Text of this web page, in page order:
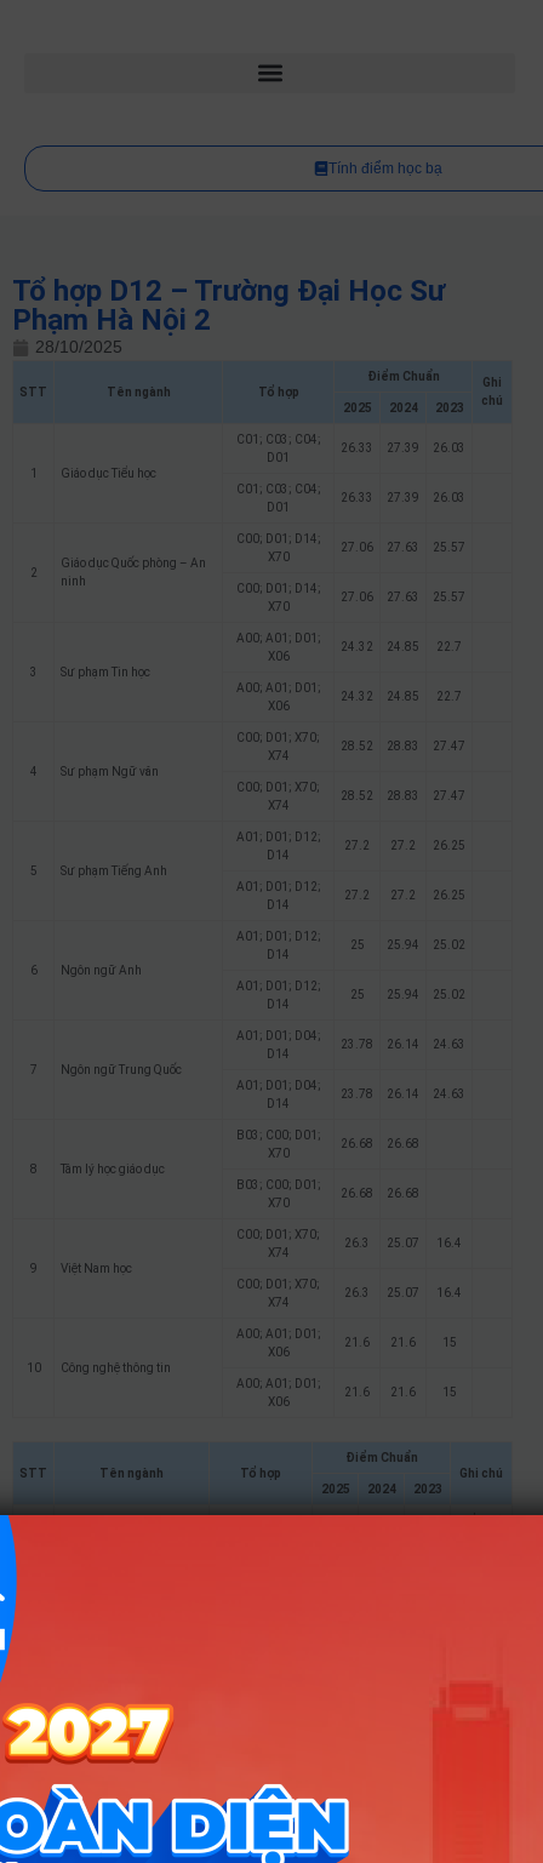
Tính điểm học bạ
Tổ hợp D12 – Trường Đại Học Sư
Phạm Hà Nội 2
28/10/2025
STT Tên ngành Tổ hợp
Điểm Chuẩn
Ghi
chú
2025 2024 2023
1 Giáo dục Tiểu học
C01; C03; C04;
D01
26.33 27.39 26.03
C01; C03; C04;
D01
26.33 27.39 26.03
2
Giáo dục Quốc phòng – An
ninh
C00; D01; D14;
X70
27.06 27.63 25.57
C00; D01; D14;
X70
27.06 27.63 25.57
3 Sư phạm Tin học
A00; A01; D01;
X06
24.32 24.85 22.7
A00; A01; D01;
X06
24.32 24.85 22.7
4 Sư phạm Ngữ văn
C00; D01; X70;
X74
28.52 28.83 27.47
C00; D01; X70;
X74
28.52 28.83 27.47
5 Sư phạm Tiếng Anh
A01; D01; D12;
D14
27.2 27.2 26.25
A01; D01; D12;
D14
27.2 27.2 26.25
6 Ngôn ngữ Anh
A01; D01; D12;
D14
25 25.94 25.02
A01; D01; D12;
D14
25 25.94 25.02
7 Ngôn ngữ Trung Quốc
A01; D01; D04;
D14
23.78 26.14 24.63
A01; D01; D04;
D14
23.78 26.14 24.63
8 Tâm lý học giáo dục
B03; C00; D01;
X70
26.68 26.68
B03; C00; D01;
X70
26.68 26.68
9 Việt Nam học
C00; D01; X70;
X74
26.3 25.07 16.4
C00; D01; X70;
X74
26.3 25.07 16.4
10 Công nghệ thông tin
A00; A01; D01;
X06
21.6 21.6 15
A00; A01; D01;
X06
21.6 21.6 15
STT Tên ngành Tổ hợp
Điểm Chuẩn
Ghi chú
2025
2024 2023
3 Sư phạm Tin học
Điểm đã
X06
4 Sư phạm Ngữ văn
C00; D01; X70;
X74
28.52